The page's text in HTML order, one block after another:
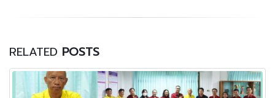
RELATED POSTS